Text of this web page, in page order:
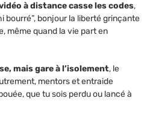
à distance casse les codes,
bourré”, bonjour la liberté grinçante
même quand la vie part en
mais gare à l’isolement, le
mentors et entraide
que tu sois perdu ou lancé à